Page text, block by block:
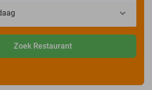
Zoek Restaurant